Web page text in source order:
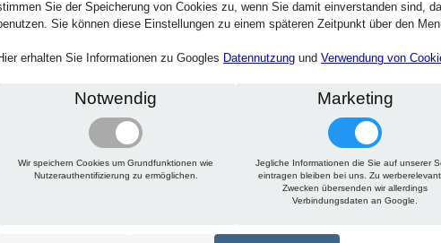
Kombinationen
Hilfe, Bestellen?
690095-0
Fragen
Technische Daten Beschreibung Zu
300 mm
Sie der Speicherung von Cookies zu, wenn Sie damit einverstanden sind,
Sie können diese Einstellungen zu einem späteren Zeitpunkt über den
erhalten Sie Informationen zu Googles Datennutzung und Verwendung von
Notwendig
Wir speichern Cookies um Grundfunktionen wie
Nutzerauthentifizierung zu ermöglichen.
Marketing
Jegliche Informationen die Sie auf unserer
eintragen bleiben bei uns. Zu
Zwecken übersenden wir allerdings
Verbindungsdaten an Google.